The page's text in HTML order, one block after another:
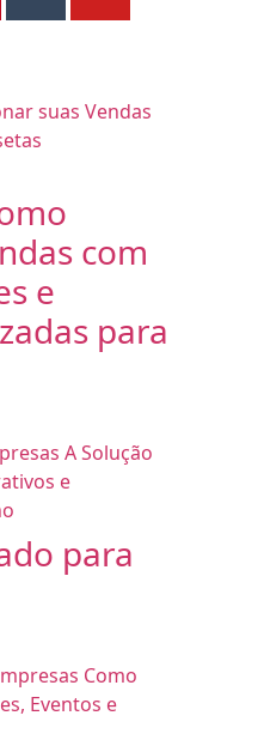
com
e
para
para